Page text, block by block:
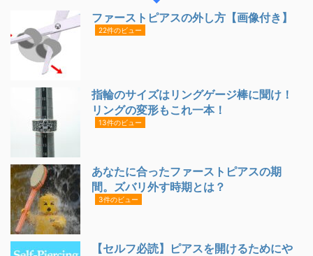
ファーストピアスの外し方【画像付き】
22件のビュー
指輪のサイズはリングゲージ棒に聞け！
リングの変形もこれ一本！
13件のビュー
あなたに合ったファーストピアスの期
間。ズバリ外す時期とは？
3件のビュー
【セルフ必読】ピアスを開けるためにや